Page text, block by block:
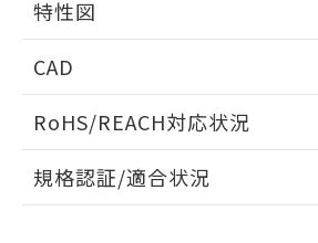
端子配置/内部接続
特性図
開閉容量
CAD
ドすることができます。
ログイン/会員登録
RoHS/REACH対応状況
EU RoHS 注意事項・凡例
規格認証/適合状況